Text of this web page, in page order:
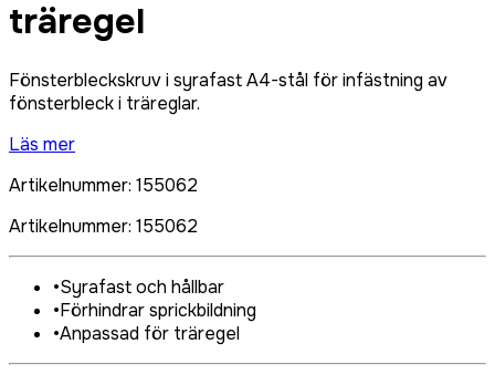
träregel
Fönsterbleckskruv i syrafast A4-stål för infästning av
fönsterbleck i träreglar.
Läs mer
Artikelnummer: 155062
Artikelnummer: 155062
•Syrafast och hållbar
•Förhindrar sprickbildning
•Anpassad för träregel